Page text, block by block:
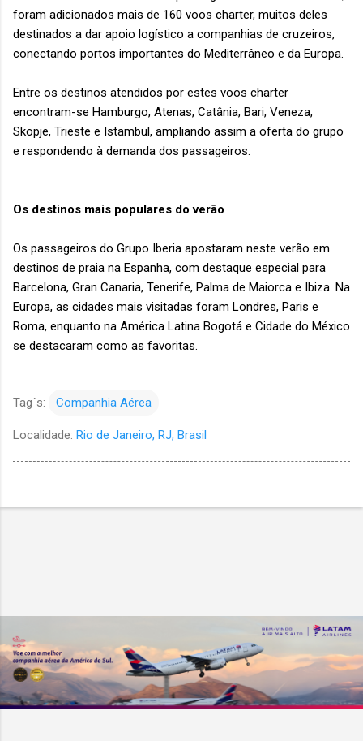
foram adicionados mais de 160 voos charter, muitos deles
destinados a dar apoio logístico a companhias de cruzeiros,
conectando portos importantes do Mediterrâneo e da Europa.
Entre os destinos atendidos por estes voos charter
encontram-se Hamburgo, Atenas, Catânia, Bari, Veneza,
Skopje, Trieste e Istambul, ampliando assim a oferta do grupo
e respondendo à demanda dos passageiros.
Os destinos mais populares do verão
Os passageiros do Grupo Iberia apostaram neste verão em
destinos de praia na Espanha, com destaque especial para
Barcelona, Gran Canaria, Tenerife, Palma de Maiorca e Ibiza. Na
Europa, as cidades mais visitadas foram Londres, Paris e
Roma, enquanto na América Latina Bogotá e Cidade do México
se destacaram como as favoritas.
Tag´s: Companhia Aérea
Localidade: Rio de Janeiro, RJ, Brasil